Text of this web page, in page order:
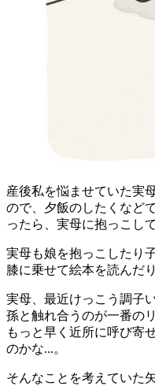
産後私を悩ませていた実
ので、夕飯のしたくなど
ったら、実母に抱っこし
実母も娘を抱っこしたり
膝に乗せて絵本を読んだ
実母、最近けっこう調子い
孫と触れ合うのが一番の
もっと早く近所に呼び寄
のかな...。
そんなことを考えていた